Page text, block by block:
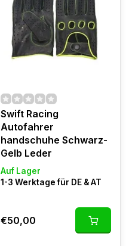
Swift Racing
Autofahrer
handschuhe Schwarz-
Gelb Leder
Auf Lager
1-3 Werktage für DE & AT
€50,00